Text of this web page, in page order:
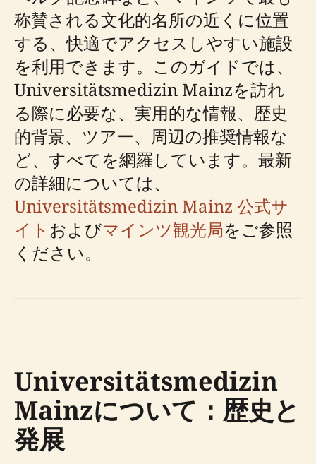
称賛される文化的名所の近くに位置
する、快適でアクセスしやすい施設
を利用できます。このガイドでは、
Universitätsmedizin Mainzを訪れ
る際に必要な、実用的な情報、歴史
的背景、ツアー、周辺の推奨情報な
ど、すべてを網羅しています。最新
の詳細については、
Universitätsmedizin Mainz 公式サ
イト およびマインツ観光局をご参照
ください。
Universitätsmedizin
Mainzについて：歴史と
発展